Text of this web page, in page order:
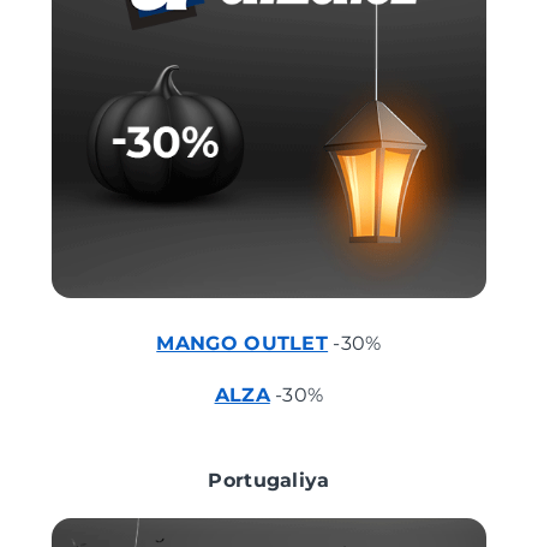
MANGO OUTLET -30%
ALZA-30%
Portugaliya